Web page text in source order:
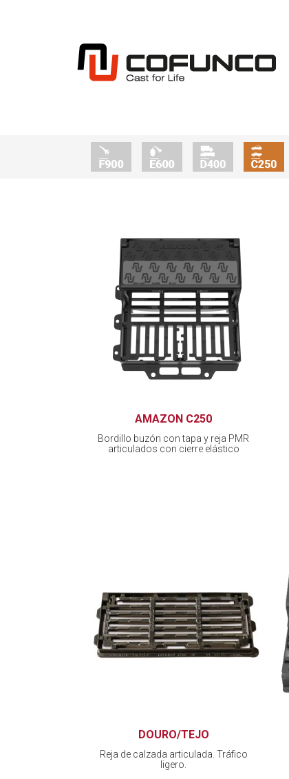
AMAZON C250
Bordillo buzón con tapa y reja PMR
articulados con cierre elástico
DOURO/TEJO
Reja de calzada articulada. Tráfico
ligero.